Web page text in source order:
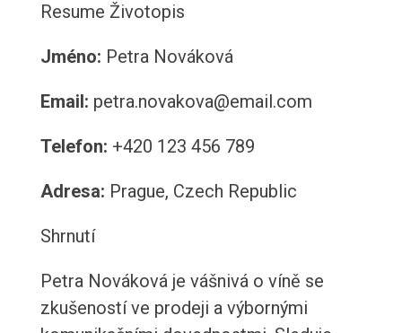
Resume Životopis
Jméno: Petra Nováková
Email: petra.novakova@email.com
Telefon: +420 123 456 789
Adresa: Prague, Czech Republic
Shrnutí
Petra Nováková je vášnivá o víně se
zkušeností ve prodeji a výbornými